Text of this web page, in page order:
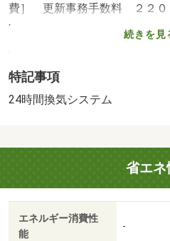
費］ 更新事務手数料 ２２０
時にクリーニング費７００００
（税込）が必要となります。
委託料：２．２万／月額保証委
又は５．５％ ※ペット可は２
ト決済ＯＫです☆♪アパマンシ
８－６２３－１１４１】まで
場：有/クリーニング費 70000
続きを見
特記事項
24時間換気システム
省エネ
エネルギー消費性
能
-